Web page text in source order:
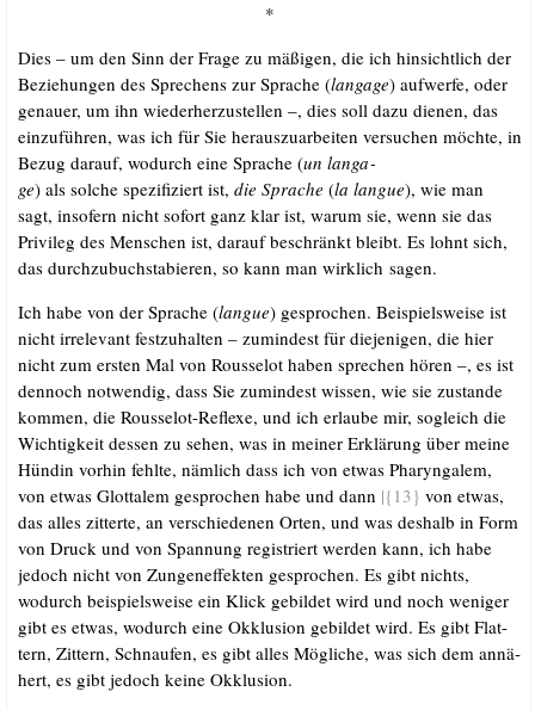
*
Dies – um den Sinn der Fra­ge zu mäßi­gen, die ich hin­sicht­lich der
Bezie­hun­gen des Spre­chens zur Spra­che (lan­ga­ge) auf­wer­fe, oder
genau­er, um ihn wie­der­her­zu­stel­len –, dies soll dazu die­nen, das
ein­zu­füh­ren, was ich für Sie her­aus­zu­ar­bei­ten ver­su­chen möch­te, in
Bezug dar­auf, wodurch eine Spra­che (un lan­ga­
ge) als sol­che spe­zi­fi­ziert ist, die Spra­che (la lan­gue), wie man
sagt, inso­fern nicht sofort ganz klar ist, war­um sie, wenn sie das
Pri­vi­leg des Men­schen ist, dar­auf beschränkt bleibt. Es lohnt sich,
das durch­zu­buch­sta­bie­ren, so kann man wirk­lich sagen.
Ich habe von der Spra­che (lan­gue) gespro­chen. Bei­spiels­wei­se ist
nicht irrele­vant fest­zu­hal­ten – zumin­dest für die­je­ni­gen, die hier
nicht zum ers­ten Mal von Rous­se­lot haben spre­chen hören –, es ist
den­noch not­wen­dig, dass Sie zumin­dest wis­sen, wie sie zustan­de
kom­men, die Rous­se­lot-Refle­xe, und ich erlau­be mir, sogleich die
Wich­tig­keit des­sen zu sehen, was in mei­ner Erklä­rung über mei­ne
Hün­din vor­hin fehl­te, näm­lich dass ich von etwas Pha­ryn­ga­lem,
von etwas Glot­ta­lem gespro­chen habe und dann |{13} von etwas,
das alles zit­ter­te, an ver­schie­de­nen Orten, und was des­halb in Form
von Druck und von Span­nung regis­triert wer­den kann, ich habe
jedoch nicht von Zun­gen­ef­fek­ten gespro­chen. Es gibt nichts,
wodurch bei­spiels­wei­se ein Klick gebil­det wird und noch weni­ger
gibt es etwas, wodurch eine Okklu­si­on gebil­det wird. Es gibt Flat­
tern, Zit­tern, Schnau­fen, es gibt alles Mög­li­che, was sich dem annä­
hert, es gibt jedoch kei­ne Okklusion.